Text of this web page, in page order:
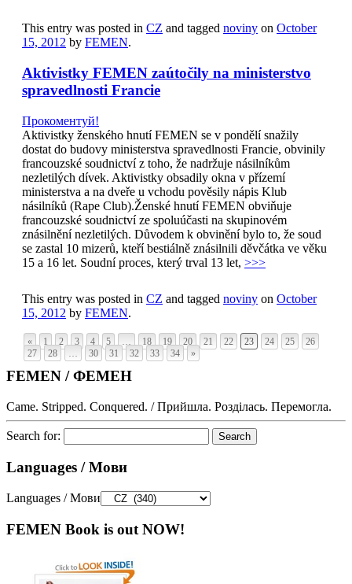
This entry was posted in CZ and tagged noviny on October
15, 2012 by FEMEN.
Aktivistky FEMEN zaútočily na ministerstvo
spravedlnosti Francie
Прокоментуй!
Aktivistky ženského hnutí FEMEN se v pondělí snažily
dostat do budovy ministerstva spravedlnosti Francie, obvinily
francouzské soudnictví z toho, že nadržuje násilníkům
nezletilých dívek. Aktivistky obsadily okna v přízemí
ministerstva a na dveře u vchodu pověsily nápis Klub
násilníků (Rape Club).Ženské hnutí FEMEN obviňuje
francouzské soudnictví ze spoluúčasti na skupinovém
znásilnění nezletilých. Důvodem k obvinění bylo to, že soud
se zastal 10 mizerů, kteří bestiálně znásilnili děvčátka ve věku
15 a 16 let. Soudní proces, který trval 13 let, >>>
This entry was posted in CZ and tagged noviny on October
15, 2012 by FEMEN.
« 1 2 3 4 5 … 18 19 20 21 22 23 24 25
26
27
28 … 30 31 32 33 34 »
FEMEN / ФЕМЕН
Came. Stripped. Conquered. / Прийшла. Розділась. Перемогла.
Search for:
Languages / Мови
Languages / Мови
FEMEN Book is out NOW!